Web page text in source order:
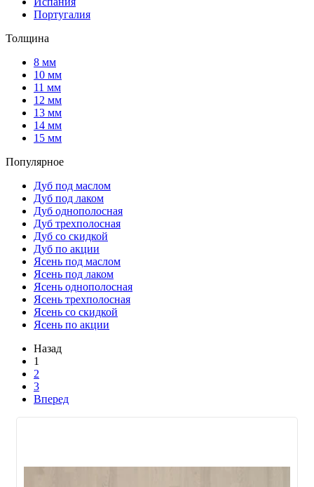
Португалия
Толщина
8 мм
10 мм
11 мм
12 мм
13 мм
14 мм
15 мм
Популярное
Дуб под маслом
Дуб под лаком
Дуб однополосная
Дуб трехполосная
Дуб со скидкой
Дуб по акции
Ясень под маслом
Ясень под лаком
Ясень однополосная
Ясень трехполосная
Ясень со скидкой
Ясень по акции
Назад
1
2
3
Вперед